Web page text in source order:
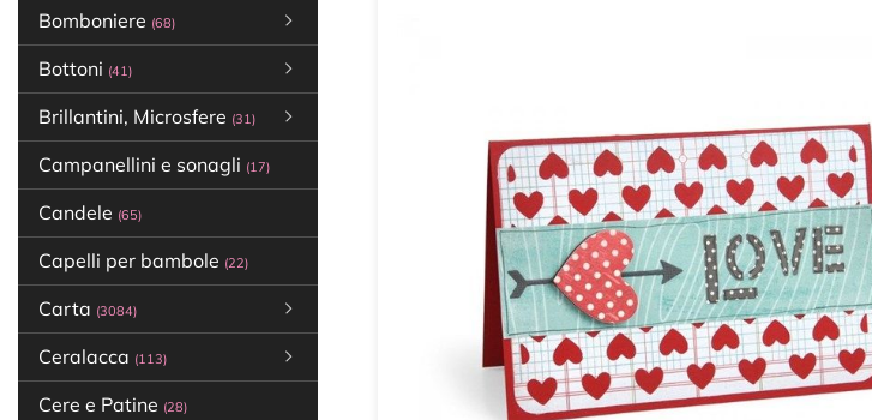
Bomboniere (68)
Bottoni (41)
Brillantini, Microsfere (31)
Campanellini e sonagli (17)
Candele (65)
Capelli per bambole (22)
Carta (3084)
Ceralacca (113)
Cere e Patine (28)